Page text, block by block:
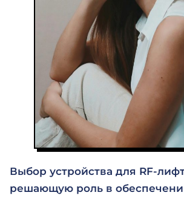
Выбор устройства для RF-
решающую роль в